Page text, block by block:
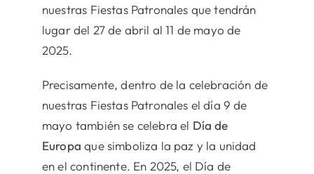
nuestras Fiestas Patronales que tendrán
lugar del 27 de abril al 11 de mayo de
2025.
Precisamente, dentro de la celebración de
nuestras Fiestas Patronales el día 9 de
mayo también se celebra el Día de
Europa que simboliza la paz y la unidad
en el continente. En 2025, el Día de